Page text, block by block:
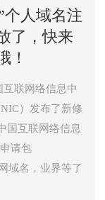
个人域名注
了，快来
！
互联网络信息中
）发布了新修
国互联网络信息
请包
域名，业界等了